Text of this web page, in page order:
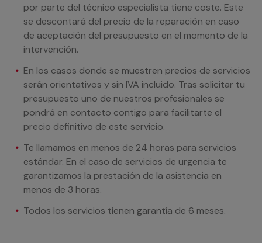
por parte del técnico especialista tiene coste. Este
se descontará del precio de la reparación en caso
de aceptación del presupuesto en el momento de la
intervención.
En los casos donde se muestren precios de servicios
serán orientativos y sin IVA incluido. Tras solicitar tu
presupuesto uno de nuestros profesionales se
pondrá en contacto contigo para facilitarte el
precio definitivo de este servicio.
Te llamamos en menos de 24 horas para servicios
estándar. En el caso de servicios de urgencia te
garantizamos la prestación de la asistencia en
menos de 3 horas.
Todos los servicios tienen garantía de 6 meses.